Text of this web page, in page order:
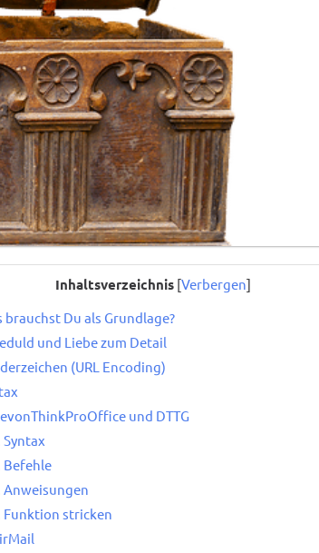
Inhaltsverzeichnis [Verbergen]
brauchst Du als Grundlage?
und Liebe zum Detail
(URL Encoding)
und DTTG
Syntax
Befehle
Anweisungen
Funktion stricken